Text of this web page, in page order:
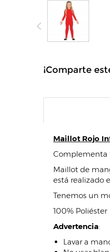
¡Comparte
Maillot Rojo
Complementa
Maillot de
está realizado
Tenemos un
100% Poliéster
Advertencia:
Lavar a